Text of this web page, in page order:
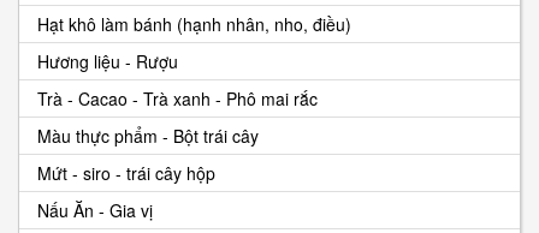
Hạt khô làm bánh (hạnh nhân, nho, điều)
Hương liệu - Rượu
Trà - Cacao - Trà xanh - Phô mai rắc
Màu thực phẩm - Bột trái cây
Mứt - siro - trái cây hộp
Nấu Ăn - Gia vị